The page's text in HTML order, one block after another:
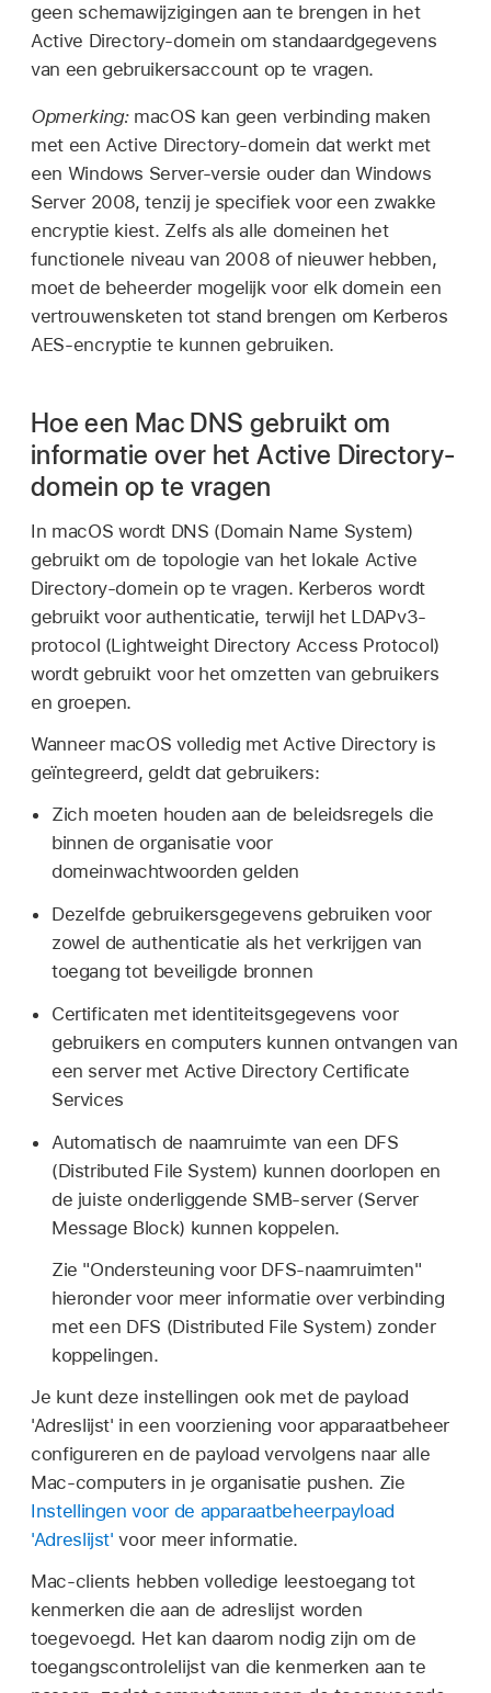
geen schemawijzigingen aan te brengen in het
Active Directory-domein om standaardgegevens
van een gebruikersaccount op te vragen.
Opmerking: macOS kan geen verbinding maken
met een Active Directory-domein dat werkt met
een Windows Server-versie ouder dan Windows
Server 2008, tenzij je specifiek voor een zwakke
encryptie kiest. Zelfs als alle domeinen het
functionele niveau van 2008 of nieuwer hebben,
moet de beheerder mogelijk voor elk domein een
vertrouwensketen tot stand brengen om Kerberos
AES-encryptie te kunnen gebruiken.
Hoe een Mac DNS gebruikt om
informatie over het Active Directory-
domein op te vragen
In macOS wordt DNS (Domain Name System)
gebruikt om de topologie van het lokale Active
Directory-domein op te vragen. Kerberos wordt
gebruikt voor authenticatie, terwijl het LDAPv3-
protocol (Lightweight Directory Access Protocol)
wordt gebruikt voor het omzetten van gebruikers
en groepen.
Wanneer macOS volledig met Active Directory is
geïntegreerd, geldt dat gebruikers:
Zich moeten houden aan de beleidsregels die
binnen de organisatie voor
domeinwachtwoorden gelden
Dezelfde gebruikersgegevens gebruiken voor
zowel de authenticatie als het verkrijgen van
toegang tot beveiligde bronnen
Certificaten met identiteitsgegevens voor
gebruikers en computers kunnen ontvangen van
een server met Active Directory Certificate
Services
Automatisch de naamruimte van een DFS
(Distributed File System) kunnen doorlopen en
de juiste onderliggende SMB-server (Server
Message Block) kunnen koppelen.
Zie "Ondersteuning voor DFS-naamruimten"
hieronder voor meer informatie over verbinding
met een DFS (Distributed File System) zonder
koppelingen.
Je kunt deze instellingen ook met de payload
'Adreslijst' in een voorziening voor apparaatbeheer
configureren en de payload vervolgens naar alle
Mac-computers in je organisatie pushen. Zie
Instellingen voor de apparaatbeheer­payload
'Adreslijst' voor meer informatie.
Mac-clients hebben volledige leestoegang tot
kenmerken die aan de adreslijst worden
toegevoegd. Het kan daarom nodig zijn om de
toegangscontrolelijst van die kenmerken aan te